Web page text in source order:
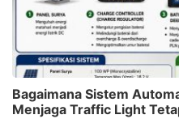
Bagaimana Sistem
Menjaga Traffic Light